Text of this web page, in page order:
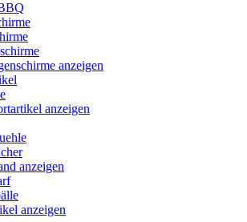
anzeigen
anzeigen
anzeigen
anzeigen